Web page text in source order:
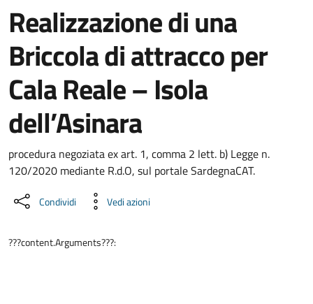
Realizzazione di una
Briccola di attracco per
Cala Reale – Isola
dell’Asinara
Dettaglio del documento
procedura negoziata ex art. 1, comma 2 lett. b) Legge n.
120/2020 mediante R.d.O, sul portale SardegnaCAT.
Condividi Vedi azioni
???content.Arguments???: